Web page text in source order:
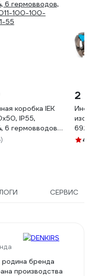
коробка IEK
IP55,
6 гермовводов,
100-100-
2
69278
4.7
СЕРВИС
бренда
производства